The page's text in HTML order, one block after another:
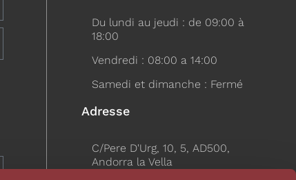
Du lundi au jeudi : de 09:00 à
18:00
Vendredi : 08:00 a 14:00
Samedi et dimanche : Fermé
Adresse
C/Pere D'Urg, 10, 5, AD500,
Andorra la Vella